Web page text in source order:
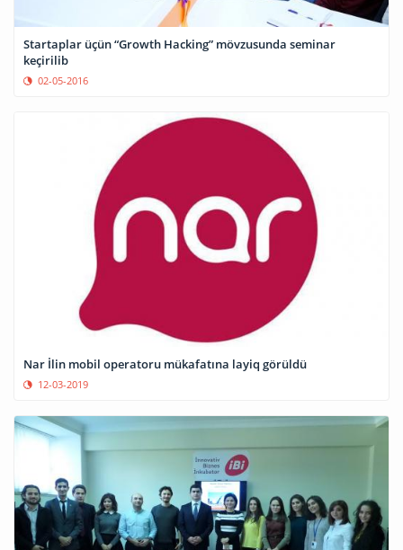
Startaplar üçün “Growth Hacking” mövzusunda seminar
keçirilib
02-05-2016
Nar İlin mobil operatoru mükafatına layiq görüldü
12-03-2019